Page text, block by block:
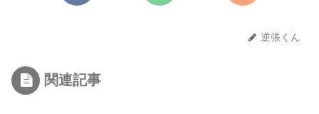
逆張くん
関連記事